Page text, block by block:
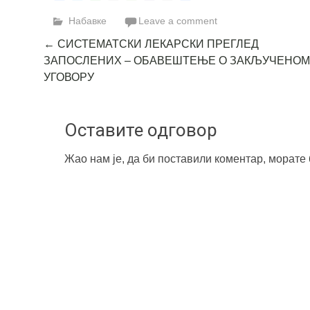
Набавке Leave a comment
Post
navigation
← СИСТЕМАТСКИ ЛЕКАРСКИ ПРЕГЛЕД
ЗАПОСЛЕНИХ – ОБАВЕШТЕЊЕ О ЗАКЉУЧЕНОМ
УГОВОРУ
Оставите одговор
Жао нам је, да би поставили коментар, морате